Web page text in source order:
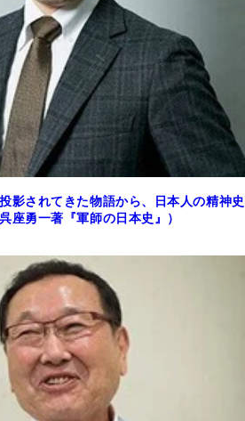
影されてきた物語から、日本人の精神史
座勇一著『軍師の日本史』）